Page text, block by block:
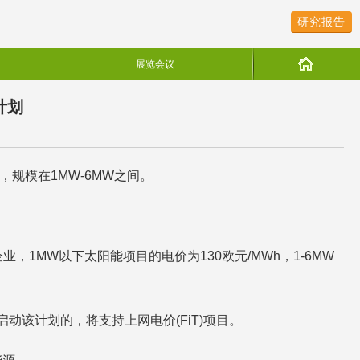
研究报告
展览会议
划
规模在1MW-6MW之间。
，1MW以下太阳能项目的电价为130欧元/MWh，1-6MW
该计划的，将支持上网电价(FiT)项目。